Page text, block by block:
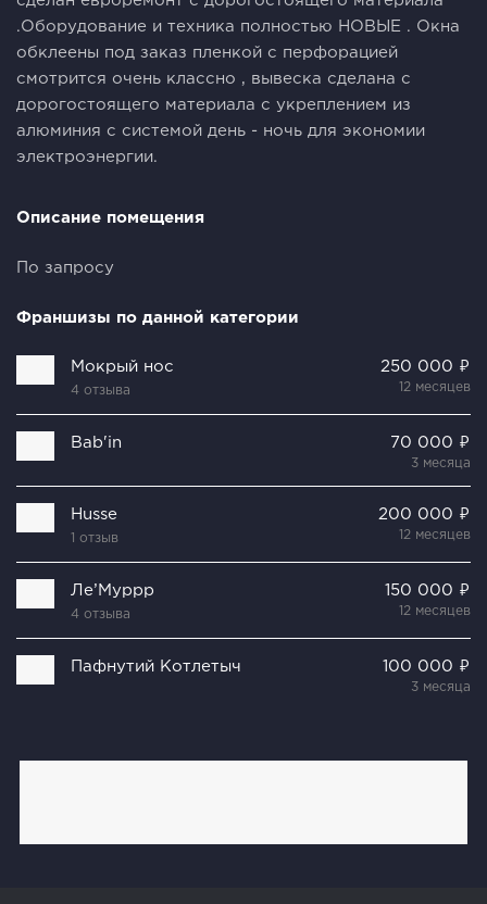
.Оборудование и техника полностью НОВЫЕ . Окна
обклеены под заказ пленкой с перфорацией
смотрится очень классно , вывеска сделана с
дорогостоящего материала с укреплением из
алюминия с системой день - ночь для экономии
электроэнергии.
Описание помещения
По запросу
Франшизы по данной категории
Мокрый нос
4 отзыва
250 000 ₽
12 месяцев
Bab'in 70 000 ₽
3 месяца
Husse
1 отзыв
200 000 ₽
12 месяцев
Ле’Муррр
4 отзыва
150 000 ₽
12 месяцев
Пафнутий Котлетыч 100 000 ₽
3 месяца